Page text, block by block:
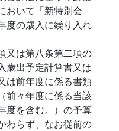
おいて「新特別会
度の歳入に繰り入れ
又は第八条第二項の
歳出予定計算書又は
は前年度に係る書類
前々年度に係る当該
度を含む。）の予算
わらず、なお従前の